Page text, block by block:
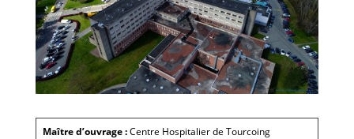
Maître d’ouvrage :Centre Hospitalier de Tourcoing